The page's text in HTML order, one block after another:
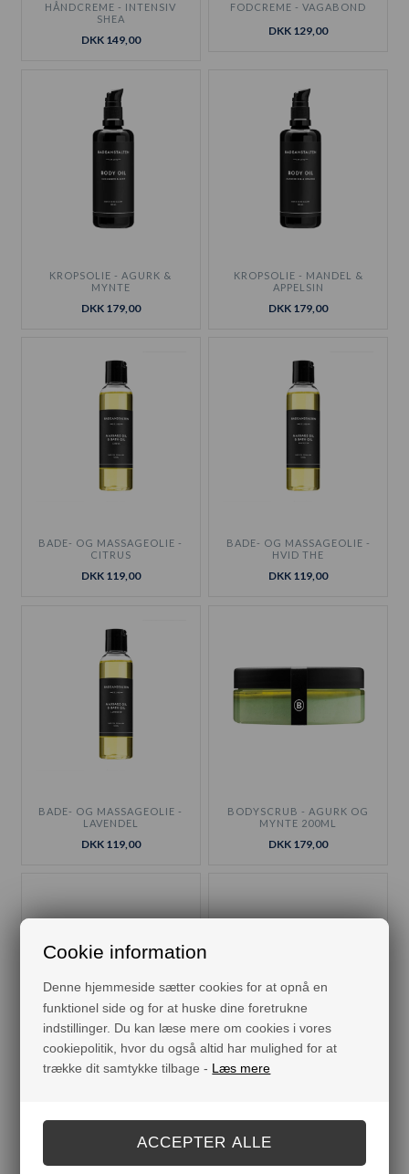
Cookie information
Denne hjemmeside sætter cookies for at opnå en
funktionel side og for at huske dine foretrukne
indstillinger. Du kan læse mere om cookies i vores
cookiepolitik, hvor du også altid har mulighed for at
trække dit samtykke tilbage - Læs mere
HÅNDCREME - INTENSIV
SHEA
DKK 149,00
FODCREME - VAGABOND
DKK 129,00
KROPSOLIE - AGURK &
MYNTE
DKK 179,00
KROPSOLIE - MANDEL &
APPELSIN
DKK 179,00
BADE- OG MASSAGEOLIE -
CITRUS
DKK 119,00
BADE- OG MASSAGEOLIE -
HVID THE
DKK 119,00
BADE- OG MASSAGEOLIE -
LAVENDEL
DKK 119,00
BODYSCRUB - AGURK OG
MYNTE 200ML
DKK 179,00
BODYSCRUB - DANS PÅ